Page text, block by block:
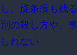
し、旋条痕も残る
別の殺し方や、
しれない